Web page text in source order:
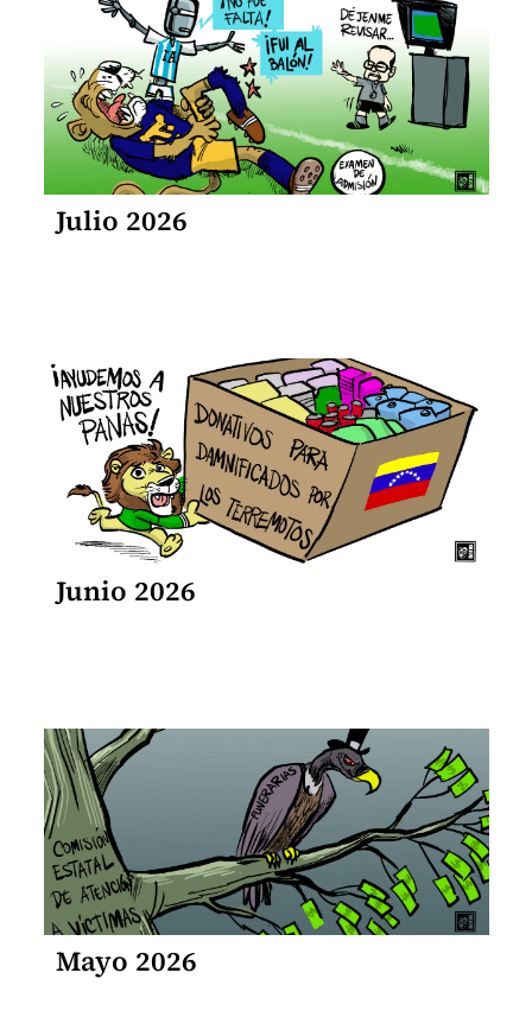
Julio 2026
Junio 2026
Mayo 2026